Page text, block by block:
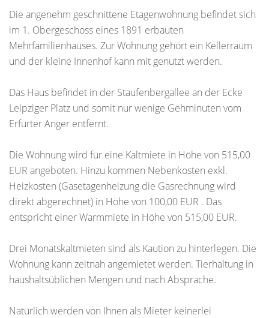
Die angenehm geschnittene Etagenwohnung befindet sich
im 1. Obergeschoss eines 1891 erbauten
Mehrfamilienhauses. Zur Wohnung gehört ein Kellerraum
und der kleine Innenhof kann mit genutzt werden.
Das Haus befindet in der Staufenbergallee an der Ecke
Leipziger Platz und somit nur wenige Gehminuten vom
Erfurter Anger entfernt.
Die Wohnung wird für eine Kaltmiete in Höhe von 515,00
EUR angeboten. Hinzu kommen Nebenkosten exkl.
Heizkosten (Gasetagenheizung die Gasrechnung wird
direkt abgerechnet) in Höhe von 100,00 EUR . Das
entspricht einer Warmmiete in Höhe von 515,00 EUR.
Drei Monatskaltmieten sind als Kaution zu hinterlegen. Die
Wohnung kann zeitnah angemietet werden. Tierhaltung in
haushaltsüblichen Mengen und nach Absprache.
Natürlich werden von Ihnen als Mieter keinerlei